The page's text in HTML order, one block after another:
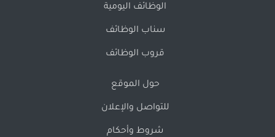
الوظائف اليومية
سناب الوظائف
قروب الوظائف
حول الموقع
للتواصل والإعلان
شروط وأحكام